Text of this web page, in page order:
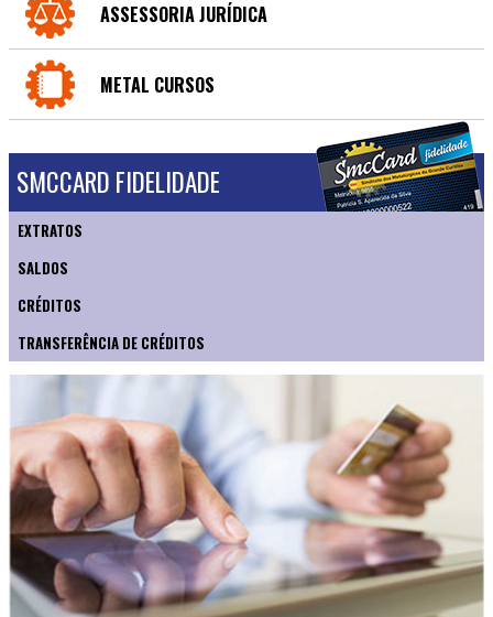
ASSESSORIA JURÍDICA
METAL CURSOS
SMCCARD FIDELIDADE
EXTRATOS
SALDOS
CRÉDITOS
TRANSFERÊNCIA DE CRÉDITOS